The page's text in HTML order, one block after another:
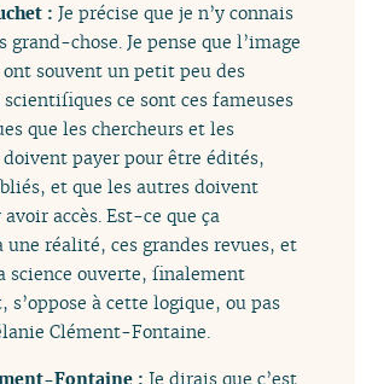
:Je précise que je n’y connais
grand-chose. Je pense que l’image
ont souvent un petit peu des
ce sont ces fameuses
que les chercheurs et les
doivent payer pour être édités,
et que les autres doivent
accès. Est-ce que ça
une réalité, ces grandes revues, et
science ouverte, finalement
s’oppose à cette logique, ou pas
Clément-Fontaine.
Fontaine :Je dirais que c’est